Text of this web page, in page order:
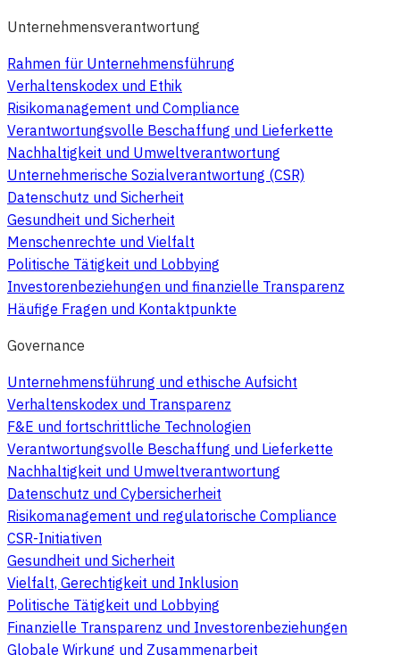
Unternehmensverantwortung
Rahmen für Unternehmensführung
Verhaltenskodex und Ethik
Risikomanagement und Compliance
Verantwortungsvolle Beschaffung und Lieferkette
Nachhaltigkeit und Umweltverantwortung
Unternehmerische Sozialverantwortung (CSR)
Datenschutz und Sicherheit
Gesundheit und Sicherheit
Menschenrechte und Vielfalt
Politische Tätigkeit und Lobbying
Investorenbeziehungen und finanzielle Transparenz
Häufige Fragen und Kontaktpunkte
Governance
Unternehmensführung und ethische Aufsicht
Verhaltenskodex und Transparenz
F&E und fortschrittliche Technologien
Verantwortungsvolle Beschaffung und Lieferkette
Nachhaltigkeit und Umweltverantwortung
Datenschutz und Cybersicherheit
Risikomanagement und regulatorische Compliance
CSR-Initiativen
Gesundheit und Sicherheit
Vielfalt, Gerechtigkeit und Inklusion
Politische Tätigkeit und Lobbying
Finanzielle Transparenz und Investorenbeziehungen
Globale Wirkung und Zusammenarbeit